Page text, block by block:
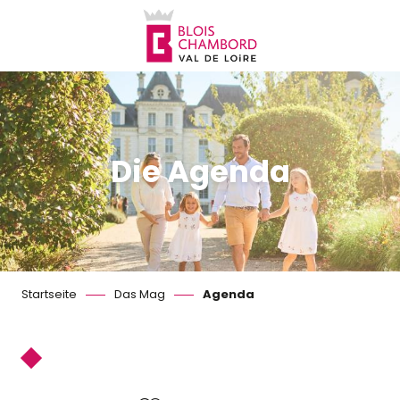
principal
Die Agenda
Startseite Das Mag Agenda